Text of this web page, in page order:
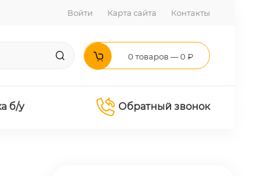
Войти Карта сайта Контакты
0 товаров — 0 ₽
б/у Обратный звонок